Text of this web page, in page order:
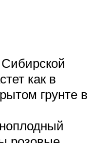
как в
грунте в